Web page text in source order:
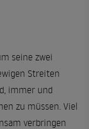
seine zwei
Streiten
immer und
zu müssen. Viel
verbringen